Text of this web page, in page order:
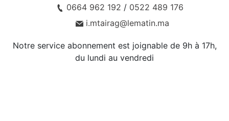
0664 962 192 / 0522 489 176
i.mtairag@lematin.ma
Notre service abonnement est joignable de 9h à 17h,
du lundi au vendredi